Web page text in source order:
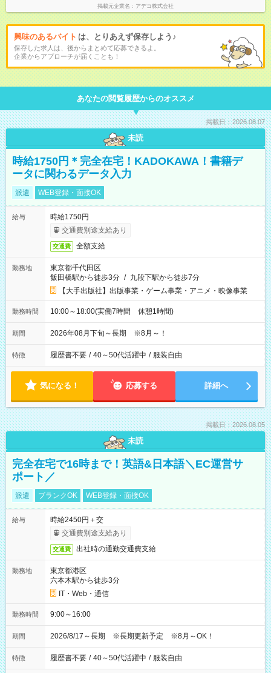
掲載元企業名 アデコ株式会社
興味のあるバイト は、とりあえず保存しよう♪
保存した求人は、後からまとめて応募できるよ。
企業からアプローチが届くことも！
あなたの閲覧履歴からのオススメ
掲載日：2026.08.07
未読
時給1750円＊完全在宅！KADOKAWA！書籍デ
ータに関わるデータ入力
派遣 WEB登録・面接OK
給与
時給1750円
交通費別途支給あり
交通費 全額支給
勤務地
東京都千代田区
飯田橋駅から徒歩3分 / 九段下駅から徒歩7分
【大手出版社】出版事業・ゲーム事業・アニメ・映像事業
勤務時間 10:00～18:00(実働7時間 休憩1時間)
期間 2026年08月下旬～長期 ※8月～！
特徴 履歴書不要 / 40～50代活躍中 / 服装自由
気になる！ 応募する 詳細へ
掲載日：2026.08.05
未読
完全在宅で16時まで！英語&日本語＼EC運営サ
ポート／
派遣 ブランクOK WEB登録・面接OK
給与
時給2450円＋交
交通費別途支給あり
交通費 出社時の通勤交通費支給
勤務地
東京都港区
六本木駅から徒歩3分
IT・Web・通信
勤務時間 9:00～16:00
期間 2026/8/17～長期 ※長期更新予定 ※8月～OK！
特徴 履歴書不要 / 40～50代活躍中 / 服装自由